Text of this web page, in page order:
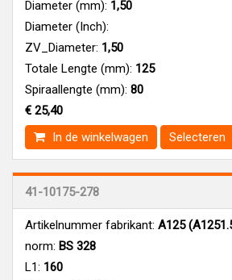
Diameter (mm): 1,50
Diameter (Inch):
ZV_Diameter: 1,50
Totale Lengte (mm): 125
Spiraallengte (mm): 80
€ 25,40
In de winkelwagen
Selecteren
41-10175-278
Artikelnummer fabrikant: A125
norm: BS 328
L1: 160